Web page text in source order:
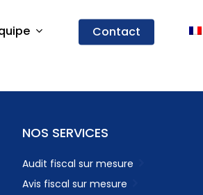
Contact
NOS SERVICES
Audit fiscal sur mesure
Avis fiscal sur mesure